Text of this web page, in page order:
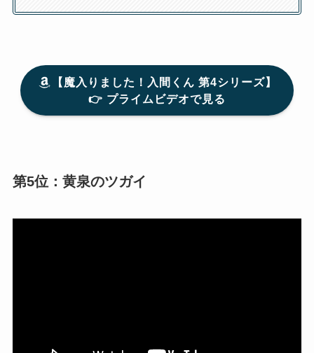
【魔入りました！入間くん 第4シリーズ】
👉 プライムビデオで見る
第5位：黄泉のツガイ